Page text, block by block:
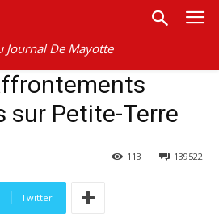
De Mayotte
sur Petite-Terre
139522
113
Twitter